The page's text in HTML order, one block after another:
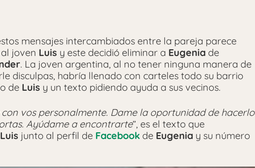
mensajes intercambiados entre la pareja parece
joven Luis y este decidió eliminar a Eugenia de
. La joven argentina, al no tener ninguna manera de
disculpas, habría llenado con carteles todo su barrio
de Luis y un texto pidiendo ayuda a sus vecinos.
con vos personalmente. Dame la oportunidad de hacerlo
Ayúdame a encontrarte”, es el texto que
Luis junto al perfil de Facebook de Eugenia y su número